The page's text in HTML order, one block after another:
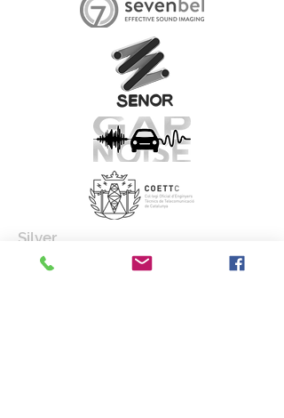
Silver
Amb la col·laboració de